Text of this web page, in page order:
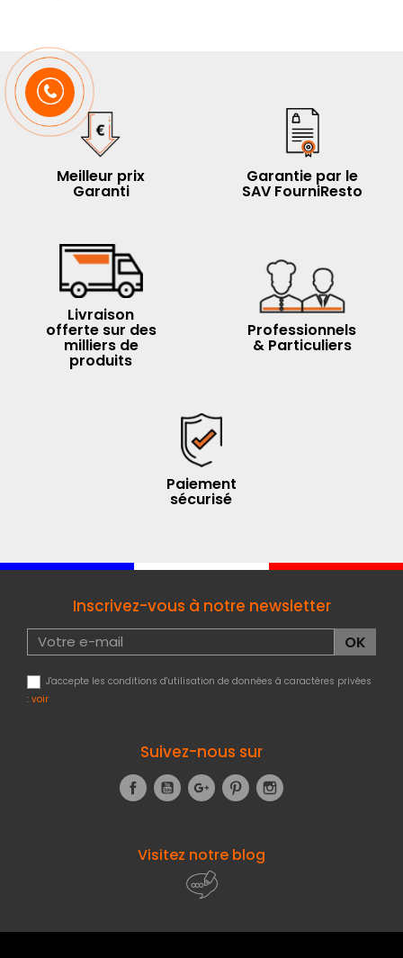
Meilleur prix
Garanti
Garantie par le
SAV FourniResto
Livraison
offerte sur des
milliers de
produits
Professionnels
& Particuliers
Paiement
sécurisé
Inscrivez-vous à notre newsletter
J'accepte les conditions d'utilisation de données à caractères privées
: voir
Suivez-nous sur
FacebookYouTubeGoogle+Pinterest
Visitez notre blog